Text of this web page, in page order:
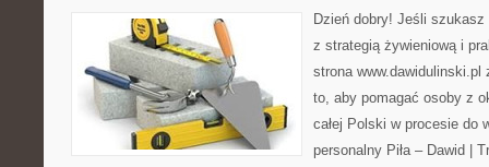
Dzień dobry! Jeśli
z strategią żywieniową i
strona www.dawidulinski.pl
to, aby pomagać osoby z
całej Polski w procesie do
personalny Piła – Dawid |